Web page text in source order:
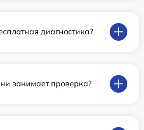
диагностика?
занимает проверка?